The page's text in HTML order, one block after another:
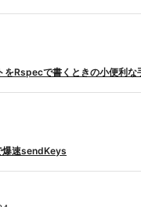
をRspecで書くときの小便利な
速sendKeys